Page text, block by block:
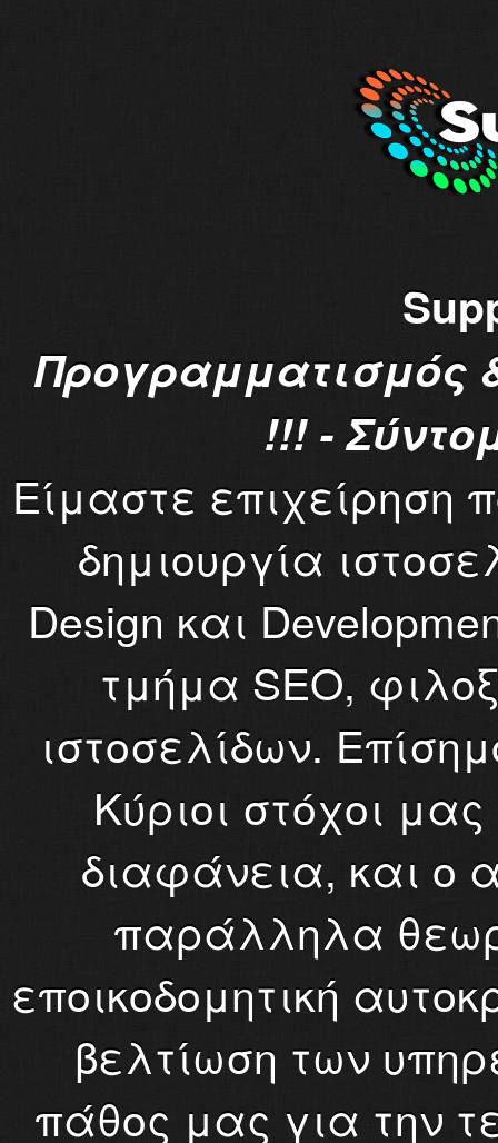
Προγραμματισμός
!!! -
Είμαστε επιχείρηση
δημιουργία
Design και
τμήμα SEO,
ιστοσελίδων.
Κύριοι στόχοι
διαφάνεια, και ο
παράλληλα
εποικοδομητική
βελτίωση των
πάθος μας για την